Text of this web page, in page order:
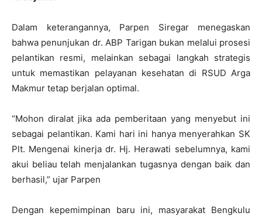
Dalam keterangannya, Parpen Siregar menegaskan
bahwa penunjukan dr. ABP Tarigan bukan melalui prosesi
pelantikan resmi, melainkan sebagai langkah strategis
untuk memastikan pelayanan kesehatan di RSUD Arga
Makmur tetap berjalan optimal.
“Mohon diralat jika ada pemberitaan yang menyebut ini
sebagai pelantikan. Kami hari ini hanya menyerahkan SK
Plt. Mengenai kinerja dr. Hj. Herawati sebelumnya, kami
akui beliau telah menjalankan tugasnya dengan baik dan
berhasil,” ujar Parpen
Dengan kepemimpinan baru ini, masyarakat Bengkulu